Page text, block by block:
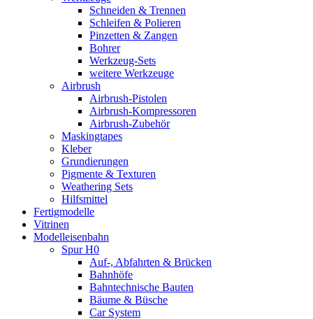
Schneiden & Trennen
Schleifen & Polieren
Pinzetten & Zangen
Bohrer
Werkzeug-Sets
weitere Werkzeuge
Airbrush
Airbrush-Pistolen
Airbrush-Kompressoren
Airbrush-Zubehör
Maskingtapes
Kleber
Grundierungen
Pigmente & Texturen
Weathering Sets
Hilfsmittel
Fertigmodelle
Vitrinen
Modelleisenbahn
Spur H0
Auf-, Abfahrten & Brücken
Bahnhöfe
Bahntechnische Bauten
Bäume & Büsche
Car System